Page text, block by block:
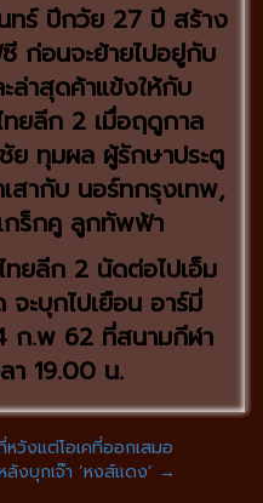
ร์ ปีกวัย 27 ปี สร้าง
ก่อนจะย้ายไปอยู่กับ
ล่าสุดค้าแข้งให้กับ
ทยลีก 2 เมื่อฤดูกาล
ย ทุมผล ผู้รักษาประตู
สากับ นอร์ทกรุงเทพ,
กร็กคู ลูกทัพฟ้า
ยลีก 2 นัดต่อไปเอ็ม
จะบุกไปเยือน อาร์มี่
ก.พ 62 ที่สนามกีฬา
า 19.00 น.
วังแต่โอเคที่ออกเสมอ
งบุกเจ๊า ‘หงส์แดง’ →